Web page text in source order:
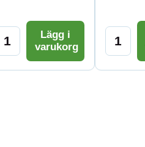
Lägg i
varukorg